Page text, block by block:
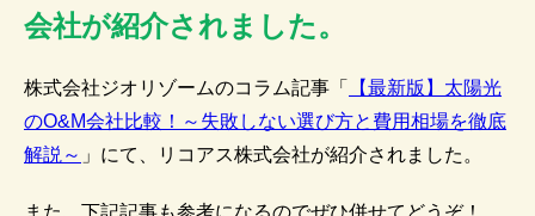
会社が紹介されました。
株式会社ジオリゾームのコラム記事「
【最新版】太陽光
のO&M会社比較！～失敗しない選び方と費用相場を徹底
解説～ 」にて、リコアス株式会社が紹介されました。
また、下記記事も参考になるのでぜひ併せてどうぞ！